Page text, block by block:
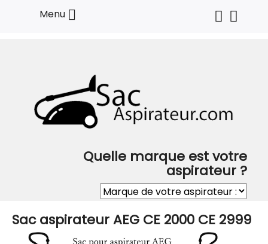
Menu 
Quelle marque est votre
aspirateur ?
Sac aspirateur AEG CE 2000 CE 2999